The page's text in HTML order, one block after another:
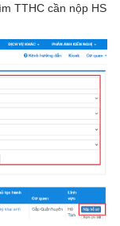
TTHC cần nộp HS